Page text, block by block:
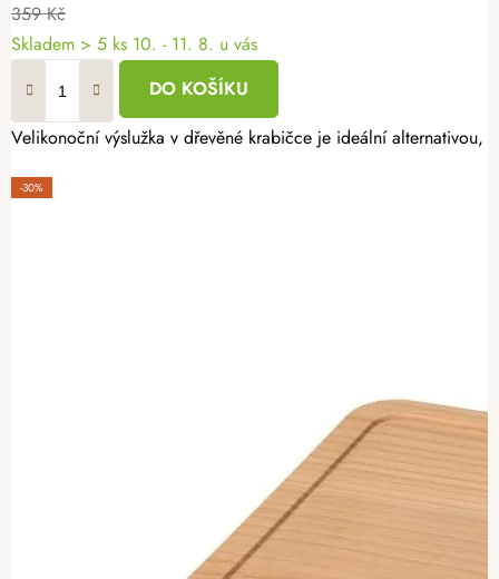
359 Kč
Skladem > 5 ks 10. - 11. 8. u vás
DO KOŠÍKU
Velikonoční výslužka v dřevěné krabičce je ideální
-30%